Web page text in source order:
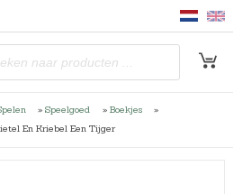
» Speelgoed » Boekjes
»
En Kriebel Een Tijger